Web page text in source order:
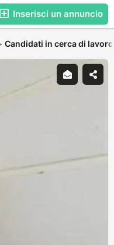
Inserisci un annuncio
Candidati in cerca di lavoro